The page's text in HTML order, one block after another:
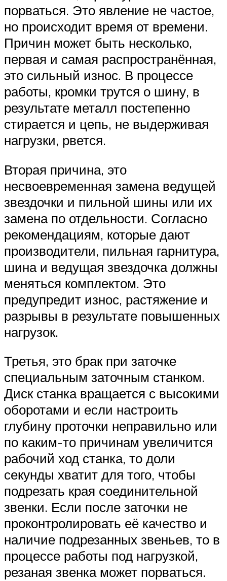
порваться. Это явление не частое,
но происходит время от времени.
Причин может быть несколько,
первая и самая распространённая,
это сильный износ. В процессе
работы, кромки трутся о шину, в
результате металл постепенно
стирается и цепь, не выдерживая
нагрузки, рвется.
Вторая причина, это
несвоевременная замена ведущей
звездочки и пильной шины или их
замена по отдельности. Согласно
рекомендациям, которые дают
производители, пильная гарнитура,
шина и ведущая звездочка должны
меняться комплектом. Это
предупредит износ, растяжение и
разрывы в результате повышенных
нагрузок.
Третья, это брак при заточке
специальным заточным станком.
Диск станка вращается с высокими
оборотами и если настроить
глубину проточки неправильно или
по каким-то причинам увеличится
рабочий ход станка, то доли
секунды хватит для того, чтобы
подрезать края соединительной
звенки. Если после заточки не
проконтролировать её качество и
наличие подрезанных звеньев, то в
процессе работы под нагрузкой,
резаная звенка может порваться.